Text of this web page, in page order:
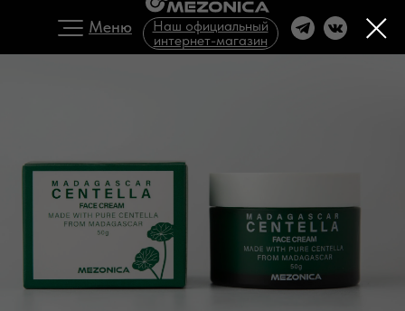
Меню
Наш официальный
интернет-магазин